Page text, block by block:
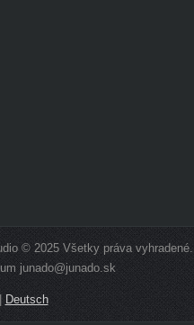
© 2025 Všetky práva vyhradené.
junado@junado.sk
Deutsch